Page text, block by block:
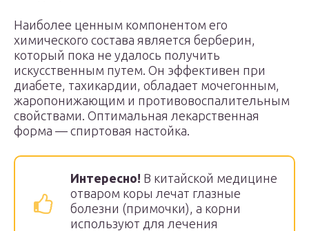
Наиболее ценным компонентом его
химического состава является берберин,
который пока не удалось получить
искусственным путем. Он эффективен при
диабете, тахикардии, обладает мочегонным,
жаропонижающим и противовоспалительным
свойствами. Оптимальная лекарственная
форма — спиртовая настойка.
Интересно! В китайской медицине
отваром коры лечат глазные
болезни (примочки), а корни
используют для лечения